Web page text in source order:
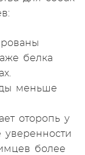
белка
меньше
оторопь у
более